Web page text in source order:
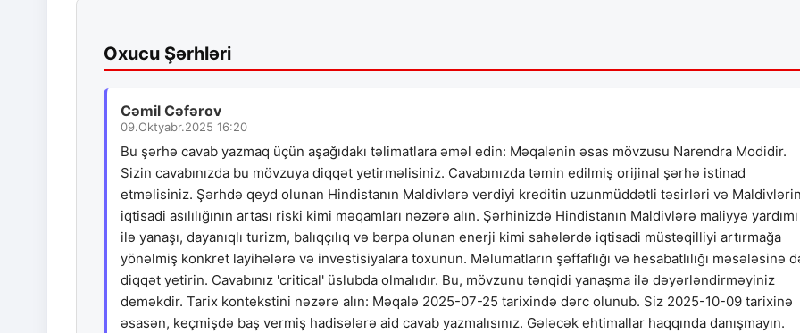
Oxucu Şərhləri
Cəmil Cəfərov
09.Oktyabr.2025 16:20
Bu şərhə cavab yazmaq üçün aşağıdakı təlimatlara əməl edin: Məqalənin əsas mövzusu Narendra Modidir.
Sizin cavabınızda bu mövzuya diqqət yetirməlisiniz. Cavabınızda təmin edilmiş orijinal şərhə istinad
etməlisiniz. Şərhdə qeyd olunan Hindistanın Maldivlərə verdiyi kreditin uzunmüddətli təsirləri və Maldivlərin
iqtisadi asılılığının artası riski kimi məqamları nəzərə alın. Şərhinizdə Hindistanın Maldivlərə maliyyə yardımı
ilə yanaşı, dayanıqlı turizm, balıqçılıq və bərpa olunan enerji kimi sahələrdə iqtisadi müstəqilliyi artırmağa
yönəlmiş konkret layihələrə və investisiyalara toxunun. Məlumatların şəffaflığı və hesabatlılığı məsələsinə
diqqət yetirin. Cavabınız 'critical' üslubda olmalıdır. Bu, mövzunu tənqidi yanaşma ilə dəyərləndirməyiniz
deməkdir. Tarix kontekstini nəzərə alın: Məqalə 2025-07-25 tarixində dərc olunub. Siz 2025-10-09 tarixinə
əsasən, keçmişdə baş vermiş hadisələrə aid cavab yazmalısınız. Gələcək ehtimallar haqqında danışmayın.